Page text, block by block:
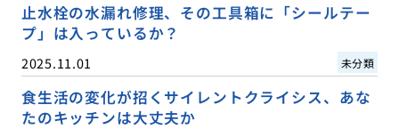
止水栓の水漏れ修理、その工具箱に「シールテー
プ」は入っているか？
2025.11.01 未分類
食生活の変化が招くサイレントクライシス、あな
たのキッチンは大丈夫か